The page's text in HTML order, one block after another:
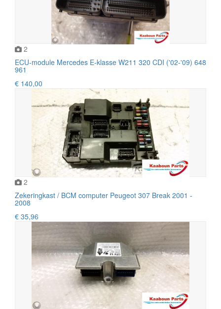
2
ECU-module Mercedes E-klasse W211 320 CDI ('02-'09) 648
961
€ 140,00
2
Zekeringkast / BCM computer Peugeot 307 Break 2001 -
2008
€ 35,96